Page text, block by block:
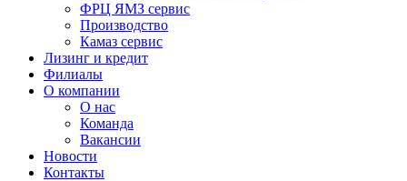
ФРЦ ЯМЗ сервис
Производство
Камаз сервис
Лизинг и кредит
Филиалы
О компании
О нас
Команда
Вакансии
Новости
Контакты